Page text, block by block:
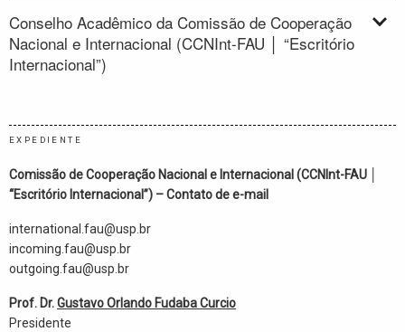
Conselho Acadêmico da Comissão de Cooperação
Nacional e Internacional (CCNInt-FAU │ “Escritório
Internacional”)
EXPEDIENTE
Comissão de Cooperação Nacional e Internacional (CCNInt-FAU │
“Escritório Internacional”) – Contato de e-mail
international.fau@usp.br
incoming.fau@usp.br
outgoing.fau@usp.br
Prof. Dr.Gustavo Orlando Fudaba Curcio
Presidente